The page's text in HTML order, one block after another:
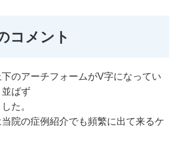
コメント
のアーチフォームがV字になってい
ばず
た。
院の症例紹介でも頻繁に出て来るケ